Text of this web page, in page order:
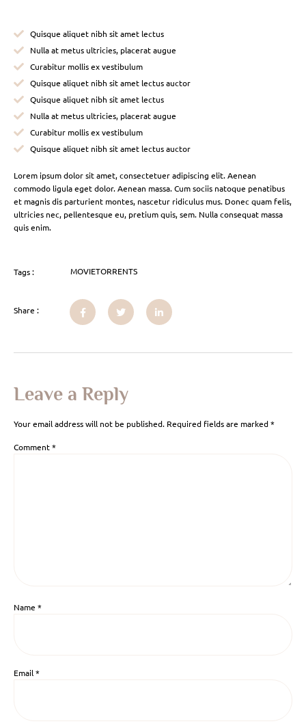
Quisque aliquet nibh sit amet lectus
Nulla at metus ultricies, placerat augue
Curabitur mollis ex vestibulum
Quisque aliquet nibh sit amet lectus auctor
Quisque aliquet nibh sit amet lectus
Nulla at metus ultricies, placerat augue
Curabitur mollis ex vestibulum
Quisque aliquet nibh sit amet lectus auctor
Lorem ipsum dolor sit amet, consectetuer adipiscing elit. Aenean
commodo ligula eget dolor. Aenean massa. Cum sociis natoque penatibus
et magnis dis parturient montes, nascetur ridiculus mus. Donec quam felis,
ultricies nec, pellentesque eu, pretium quis, sem. Nulla consequat massa
quis enim.
Tags : MOVIETORRENTS
Share :
Leave a Reply
Your email address will not be published. Required fields are marked*
Comment*
Name *
Email*